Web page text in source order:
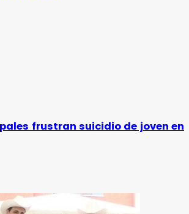
frustran suicidio de joven en